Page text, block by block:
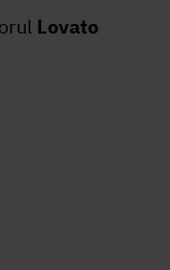
Lovato